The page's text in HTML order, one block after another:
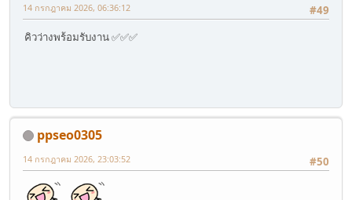
#49
14 กรกฎาคม 2026, 06:36:12
คิวว่างพร้อมรับงาน ✅✅✅
ppseo0305
#50
14 กรกฎาคม 2026, 23:03:52